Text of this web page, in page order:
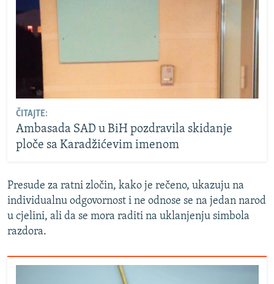
ČITAJTE:
Ambasada SAD u BiH pozdravila skidanje
ploče sa Karadžićevim imenom
Presude za ratni zločin, kako je rečeno, ukazuju na
individualnu odgovornost i ne odnose se na jedan narod
u cjelini, ali da se mora raditi na uklanjenju simbola
razdora.